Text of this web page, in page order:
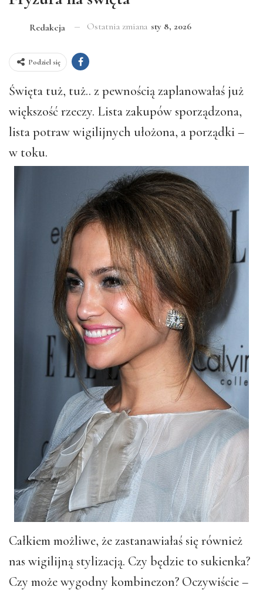
Redakcja Ostatnia zmiana sty 8, 2026
Podziel się
Święta tuż, tuż.. z pewnością zaplanowałaś już
większość rzeczy. Lista zakupów sporządzona,
lista potraw wigilijnych ułożona, a porządki –
w toku.
Całkiem możliwe, że zastanawiałaś się również
nas wigilijną stylizacją. Czy będzie to sukienka?
Czy może wygodny kombinezon? Oczywiście –